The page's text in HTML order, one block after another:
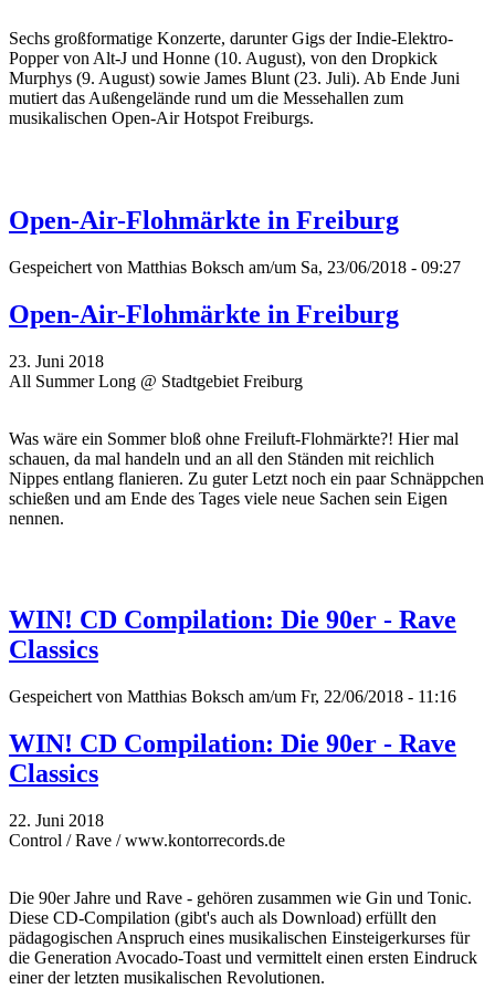
Sechs großformatige Konzerte, darunter Gigs der Indie-Elektro-
Popper von Alt-J und Honne (10. August), von den Dropkick
Murphys (9. August) sowie James Blunt (23. Juli). Ab Ende Juni
mutiert das Außengelände rund um die Messehallen zum
musikalischen Open-Air Hotspot Freiburgs.
Open-Air-Flohmärkte in Freiburg
Gespeichert von Matthias Boksch am/um Sa, 23/06/2018 - 09:27
Open-Air-Flohmärkte in Freiburg
23. Juni 2018
All Summer Long @ Stadtgebiet Freiburg
Was wäre ein Sommer bloß ohne Freiluft-Flohmärkte?! Hier mal
schauen, da mal handeln und an all den Ständen mit reichlich
Nippes entlang flanieren. Zu guter Letzt noch ein paar Schnäppchen
schießen und am Ende des Tages viele neue Sachen sein Eigen
nennen.
WIN! CD Compilation: Die 90er - Rave
Classics
Gespeichert von Matthias Boksch am/um Fr, 22/06/2018 - 11:16
WIN! CD Compilation: Die 90er - Rave
Classics
22. Juni 2018
Control / Rave / www.kontorrecords.de
Die 90er Jahre und Rave - gehören zusammen wie Gin und Tonic.
Diese CD-Compilation (gibt's auch als Download) erfüllt den
pädagogischen Anspruch eines musikalischen Einsteigerkurses für
die Generation Avocado-Toast und vermittelt einen ersten Eindruck
einer der letzten musikalischen Revolutionen.